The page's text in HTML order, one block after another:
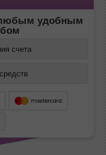
любым удобным
счета